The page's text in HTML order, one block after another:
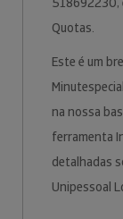
Quotas.
Este é um
na nossa
ferramenta
detalhadas
Unipessoal